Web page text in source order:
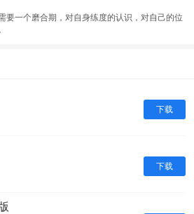
要一个磨合期，对自身练度的认识，对自己的位
下载
下载